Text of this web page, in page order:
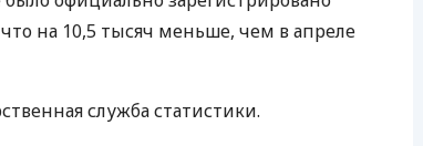
ЕЖЕМЕСЯЧНЫЙ ОБЗОР
БАНКОВСКИМ КАРТАМ
на 10,5 тысяч меньше, чем в апреле
служба статистики.